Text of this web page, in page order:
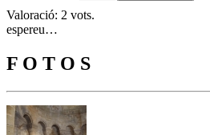
Valoració: 2 vots.
espereu…
F O T O S